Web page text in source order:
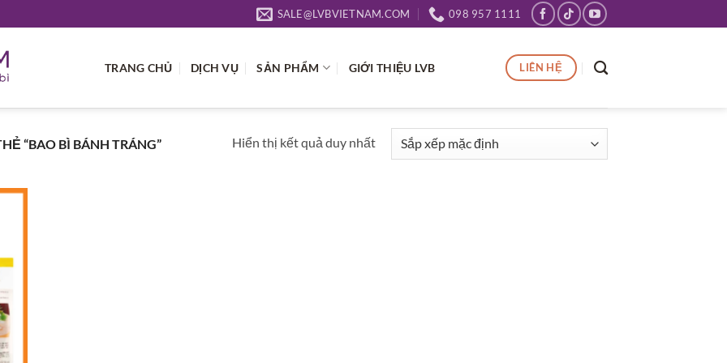
SALE@LVBVIETNAM.COM 098 957 1111
TRANG CHỦ DỊCH VỤ SẢN PHẨM GIỚI THIỆU LVB LIÊN HỆ
“BAO BÌ BÁNH TRÁNG” Hiển thị kết quả duy nhất